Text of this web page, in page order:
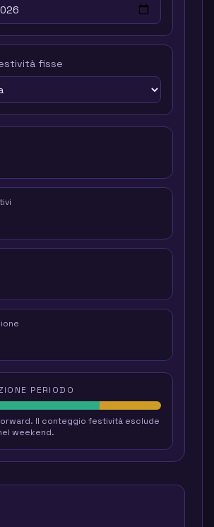
fisse
PERIODO
. Il conteggio festività esclude
weekend.